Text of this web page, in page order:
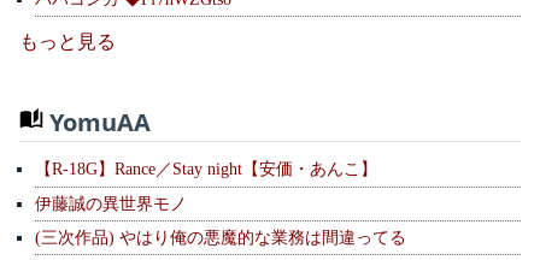
もっと見る
YomuAA
【R-18G】Rance／Stay night【安価・あんこ】
伊藤誠の異世界モノ
(三次作品) やはり俺の悪魔的な業務は間違ってる